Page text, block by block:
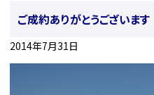
ご成約ありがとうございます
2014年7月31日